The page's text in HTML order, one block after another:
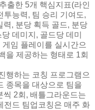
출한 5개 핵심지표(라인
투능력, 팀 승리 기여도,
, 분당 획득 골드, 분당
데미지, 골드당 데미
임 플레이를 실시간으
을 제공하는 형태로 1회
행하는 코칭 프로그램으
종목을 대상으로 팀을
씩 2회, 배틀그라운드는
전드 팀업코칭은 매주 화